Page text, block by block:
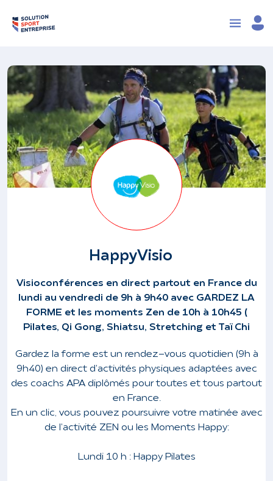
HappyVisio
Visioconférences en direct partout en France du
lundi au vendredi de 9h à 9h40 avec GARDEZ LA
FORME et les moments Zen de 10h à 10h45 (
Pilates, Qi Gong, Shiatsu, Stretching et Taï Chi
Gardez la forme est un rendez-vous quotidien (9h à
9h40) en direct d'activités physiques adaptées avec
des coachs APA diplômés pour toutes et tous partout
en France.
En un clic, vous pouvez poursuivre votre matinée avec
de l'activité ZEN ou les Moments Happy:
Lundi 10 h : Happy Pilates